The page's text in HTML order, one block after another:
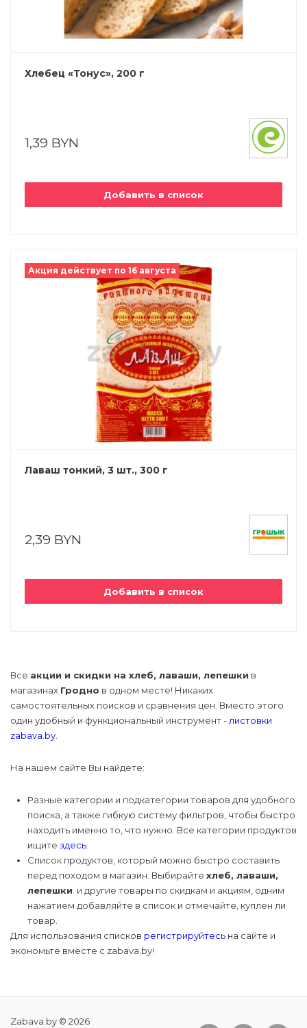
Хлебец «Тонус», 200 г
1,39 BYN
Добавить в список
Акция действует по 16 августа
Лаваш тонкий, 3 шт., 300 г
2,39 BYN
Добавить в список
Все акции и скидки на хлеб, лаваши, лепешки в
магазинах Гродно в одном месте! Никаких
самостоятельных поисков и сравнения цен. Вместо этого
один удобный и функциональный инструмент - листовки
zabava.by
На нашем сайте Вы найдете:
Разные категории и подкатегории товаров для удобного
поиска, а также гибкую систему фильтров, чтобы быстро
находить именно то, что нужно. Все категории продуктов
ищите здесь
Список продуктов, который можно быстро составить
перед походом в магазин. Выбирайте хлеб, лаваши,
лепешки и другие товары по скидкам и акциям, одним
нажатием добавляйте в список и отмечайте, куплен ли
товар.
Для использования списков регистрируйтесь на сайте и
экономьте вместе с zabava.by!
Zabava.by © 2026